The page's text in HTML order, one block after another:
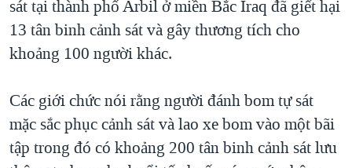
Đi
tới
TỰ DO BÁO CHÍ
ĐỜI SỐNG
KINH TẾ
KHOA HỌC
CHUYÊN ĐỀ
CHIẾN TRANH THƯƠNG MẠI CỦA MỸ: QUÁ KHỨ VÀ HIỆN
TẠI
MỘT NĂM CHIẾN TRANH TẠI DẢI GAZA
GIẢI MÃ VÀNH ĐAI & CON ĐƯỜNG
HỌC TIẾNG ANH
NGHE
MẠNG XÃ HỘI
sát tại thành phố Arbil ở miền Bắc Iraq đã giết hại
13 tân binh cảnh sát và gây thương tích cho
khoảng 100 người khác.
Các giới chức nói rằng người đánh bom tự sát
mặc sắc phục cảnh sát và lao xe bom vào một bãi
tập trong đó có khoảng 200 tân binh cảnh sát lưu